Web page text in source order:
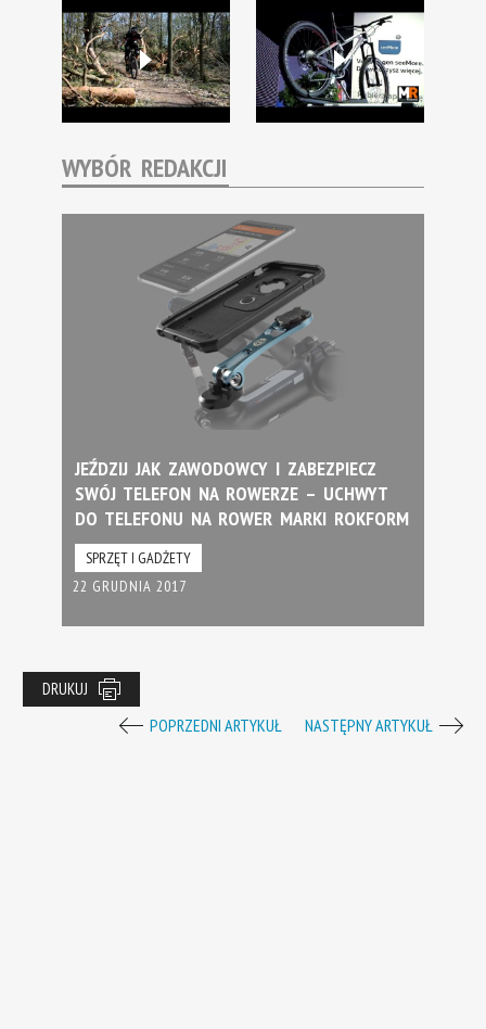
WYBÓR REDAKCJI
JEŹDZIJ JAK ZAWODOWCY I ZABEZPIECZ
SWÓJ TELEFON NA ROWERZE – UCHWYT
DO TELEFONU NA ROWER MARKI ROKFORM
SPRZĘT I GADŻETY
22 GRUDNIA 2017
DRUKUJ
POPRZEDNI ARTYKUŁ NASTĘPNY ARTYKUŁ